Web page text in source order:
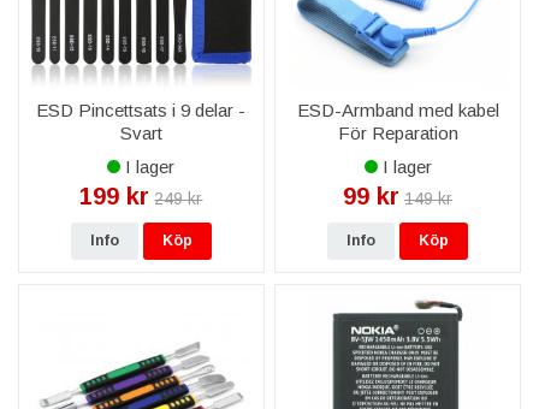
ESD Pincettsats i 9 delar -
Svart
I lager
199 kr 249 kr
Info Köp
ESD-Armband med kabel
För Reparation
I lager
99 kr 149 kr
Info Köp